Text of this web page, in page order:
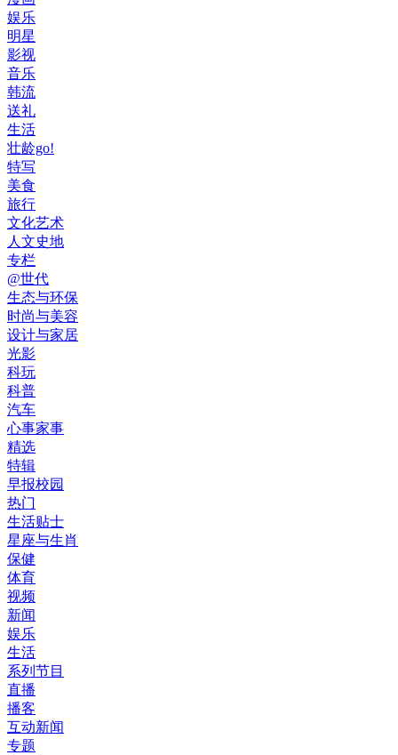
娱乐
明星
影视
音乐
韩流
送礼
生活
壮龄go!
特写
美食
旅行
文化艺术
人文史地
专栏
@世代
生态与环保
时尚与美容
设计与家居
光影
科玩
科普
汽车
心事家事
精选
特辑
早报校园
热门
生活贴士
星座与生肖
保健
体育
视频
新闻
娱乐
生活
系列节目
直播
播客
互动新闻
专题